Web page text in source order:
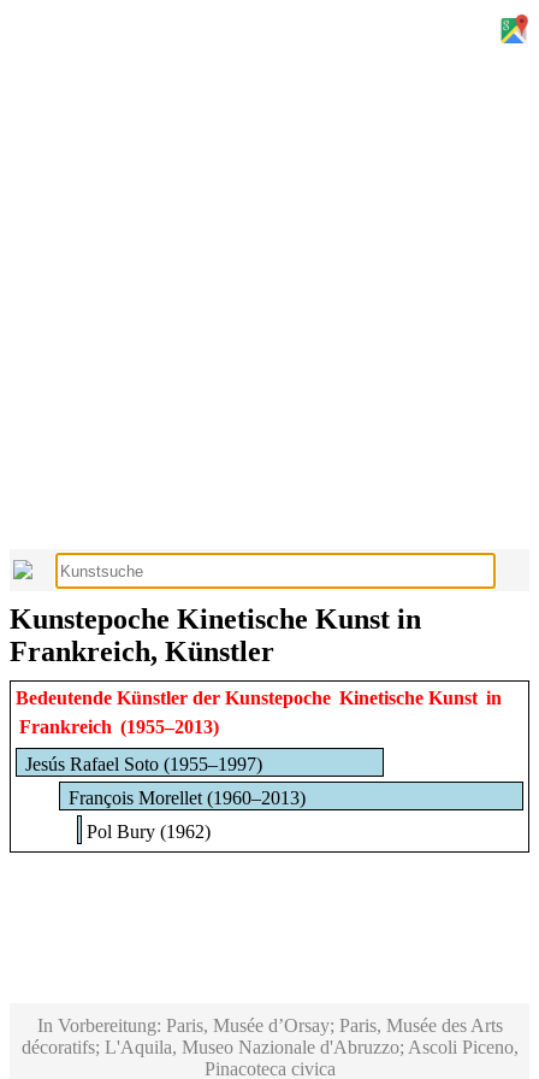
Kunstepoche Kinetische Kunst in
Frankreich, Künstler
Bedeutende Künstler der Kunstepoche Kinetische Kunst in
Frankreich (1955–2013)
Jesús Rafael Soto (1955–1997)
François Morellet (1960–2013)
Pol Bury (1962)
In Vorbereitung: Paris, Musée d’Orsay; Paris, Musée des Arts
décoratifs; L'Aquila, Museo Nazionale d'Abruzzo; Ascoli Piceno,
Pinacoteca civica